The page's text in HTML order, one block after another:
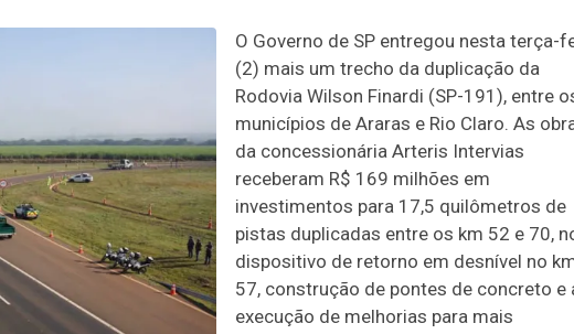
O Governo de SP entregou nesta terça-
(2) mais um trecho da duplicação da
Rodovia Wilson Finardi (SP-191), entre
municípios de Araras e Rio Claro. As
da concessionária Arteris Intervias
receberam R$ 169 milhões em
investimentos para 17,5 quilômetros de
pistas duplicadas entre os km 52 e 70,
dispositivo de retorno em desnível no
57, construção de pontes de concreto e
execução de melhorias para mais